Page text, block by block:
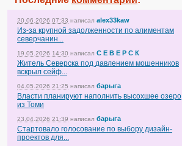
20.06.2026 07:33 написал alex33kaw
Из-за крупной задолженности по алиментам
северчанин...
19.05.2026 14:30 написал С Е В Е Р С К
Житель Северска под давлением мошенников
вскрыл сейф...
04.05.2026 21:25 написал барыга
Власти планируют наполнить высохшее озеро
из Томи
23.04.2026 21:39 написал барыга
Стартовало голосование по выбору дизайн-
проектов для...